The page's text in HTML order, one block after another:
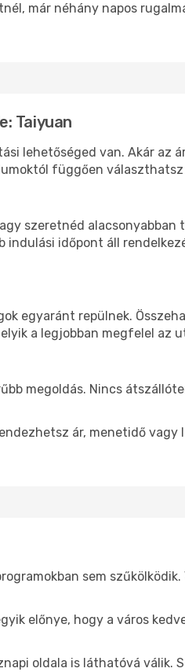
már néhány napos
Taiyuan
lehetőséged van. Akár az
függően
szeretnéd
időpont áll
egyaránt repülnek.
a legjobban megfelel az
megoldás. Nincs
ár, menetidő
sem
előnye, hogy a város
oldala is láthatóvá válik.